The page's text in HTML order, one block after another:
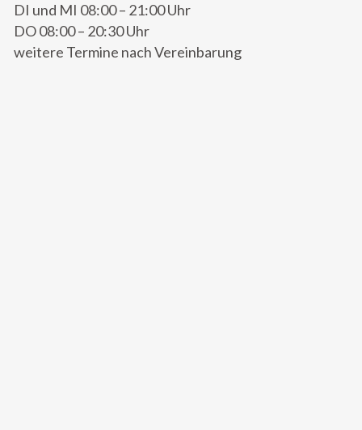
DI und MI 08:00 – 21:00 Uhr
DO 08:00 – 20:30 Uhr
weitere Termine nach Vereinbarung